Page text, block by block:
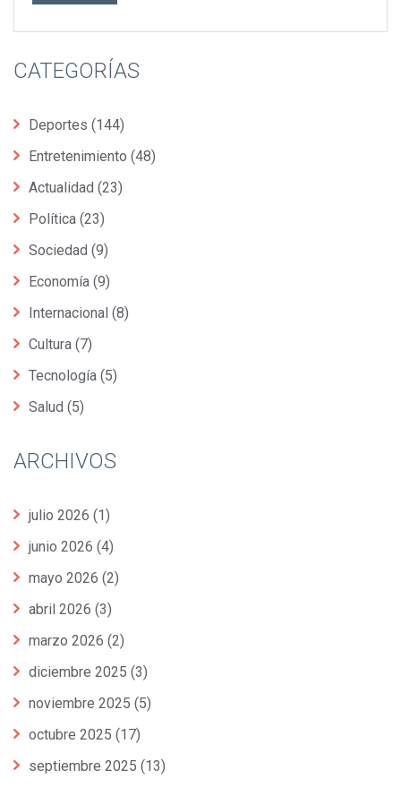
CATEGORÍAS
Deportes (144)
Entretenimiento (48)
Actualidad (23)
Política (23)
Sociedad (9)
Economía (9)
Internacional (8)
Cultura (7)
Tecnología (5)
Salud (5)
ARCHIVOS
julio 2026 (1)
junio 2026 (4)
mayo 2026 (2)
abril 2026 (3)
marzo 2026 (2)
diciembre 2025 (3)
noviembre 2025 (5)
octubre 2025 (17)
septiembre 2025 (13)